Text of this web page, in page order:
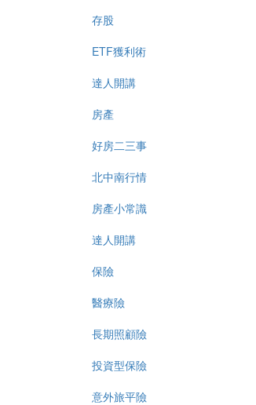
存股
ETF獲利術
達人開講
房產
好房二三事
北中南行情
房產小常識
達人開講
保險
醫療險
長期照顧險
投資型保險
意外旅平險